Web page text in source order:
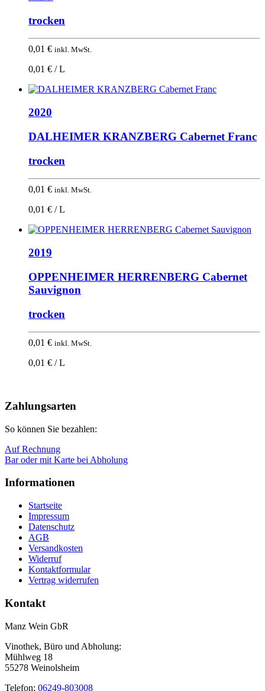
trocken
0,01 € inkl. MwSt.
0,01 € / L
2020
DALHEIMER KRANZBERG Cabernet Franc
trocken
0,01 € inkl. MwSt.
0,01 € / L
2019
OPPENHEIMER HERRENBERG Cabernet
Sauvignon
trocken
0,01 € inkl. MwSt.
0,01 € / L
oben
Zahlungsarten
So können Sie bezahlen:
Auf Rechnung
Bar oder mit Karte bei Abholung
Informationen
Startseite
Impressum
Datenschutz
AGB
Versandkosten
Widerruf
Kontaktformular
Vertrag widerrufen
Kontakt
Manz Wein GbR
Vinothek, Büro und Abholung:
Mühlweg 18
55278 Weinolsheim
Telefon: 06249-803008